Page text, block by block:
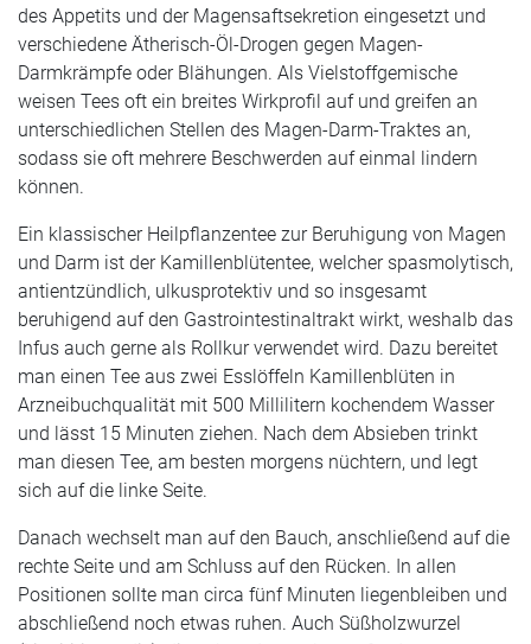
des Appetits und der Magensaftsekretion eingesetzt und
verschiedene Ätherisch-Öl-Drogen gegen Magen-
Darmkrämpfe oder Blähungen. Als Vielstoffgemische
weisen Tees oft ein breites Wirkprofil auf und greifen an
unterschiedlichen Stellen des Magen-Darm-Traktes an,
sodass sie oft mehrere Beschwerden auf einmal lindern
können.
Ein klassischer Heilpflanzentee zur Beruhigung von Magen
und Darm ist der Kamillenblütentee, welcher spasmolytisch,
antientzündlich, ulkusprotektiv und so insgesamt
beruhigend auf den Gastrointestinaltrakt wirkt, weshalb das
Infus auch gerne als Rollkur verwendet wird. Dazu bereitet
man einen Tee aus zwei Esslöffeln Kamillenblüten in
Arzneibuchqualität mit 500 Millilitern kochendem Wasser
und lässt 15 Minuten ziehen. Nach dem Absieben trinkt
man diesen Tee, am besten morgens nüchtern, und legt
sich auf die linke Seite.
Danach wechselt man auf den Bauch, anschließend auf die
rechte Seite und am Schluss auf den Rücken. In allen
Positionen sollte man circa fünf Minuten liegenbleiben und
abschließend noch etwas ruhen. Auch Süßholzwurzel